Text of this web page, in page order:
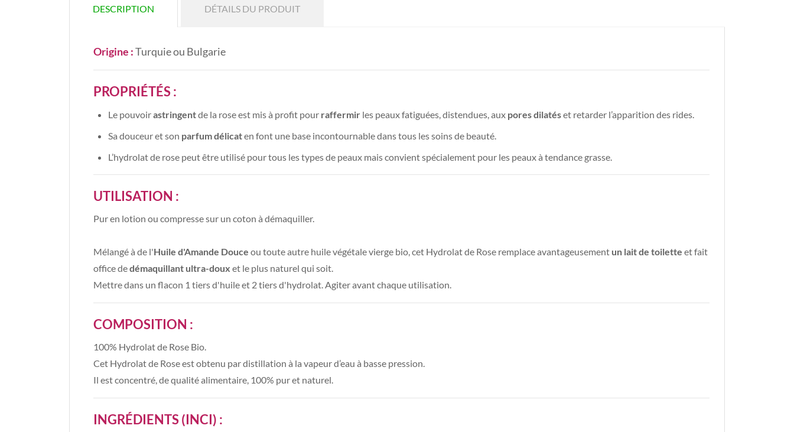
DESCRIPTION DÉTAILS DU PRODUIT
Origine :Turquie ou Bulgarie
PROPRIÉTÉS :
Le pouvoirastringentde la rose est mis à profit pour raffermir les peaux fatiguées, distendues, aux pores dilatéset retarder l’apparition des rides.
Sa douceur et son parfum délicaten font une base incontournable dans tous les soins de beauté.
L’hydrolat de rose peut être utilisé pour tous les types de peaux mais convient spécialement pour les peaux à tendance grasse.
UTILISATION :
Pur en lotion ou compresse sur un coton à démaquiller.
Mélangé à de l'Huile d'Amande Douce ou toute autre huile végétale vierge bio, cet Hydrolat de Rose remplace avantageusement un lait de toilette et fait
office dedémaquillant ultra-doux et le plus naturel qui soit.
Mettre dans un flacon 1 tiers d'huile et 2 tiers d'hydrolat. Agiter avant chaque utilisation.
COMPOSITION :
100% Hydrolat de Rose Bio.
Cet Hydrolat de Rose est obtenu par distillation à la vapeur d’eau à basse pression.
Il est concentré, de qualité alimentaire, 100% pur et naturel.
INGRÉDIENTS (INCI) :